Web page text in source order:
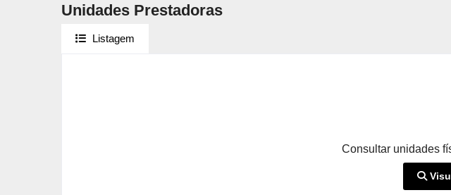
Unidades Prestadoras
Listagem
Consultar unidades